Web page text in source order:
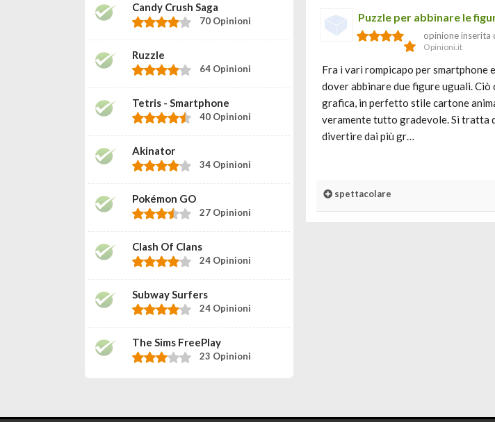
Puzzle per abbinare le
opinione inserita
Opinioni.it
Fra i vari rompicapo per smartphone
dover abbinare due figure uguali.
grafica, in perfetto stile cartone
veramente tutto gradevole. Si tratta
divertire dai più gr…
spettacolare
Candy Crush Saga
70 Opinioni
Ruzzle
64 Opinioni
Tetris - Smartphone
40 Opinioni
Akinator
34 Opinioni
Pokémon GO
27 Opinioni
Clash Of Clans
24 Opinioni
Subway Surfers
24 Opinioni
The Sims FreePlay
23 Opinioni